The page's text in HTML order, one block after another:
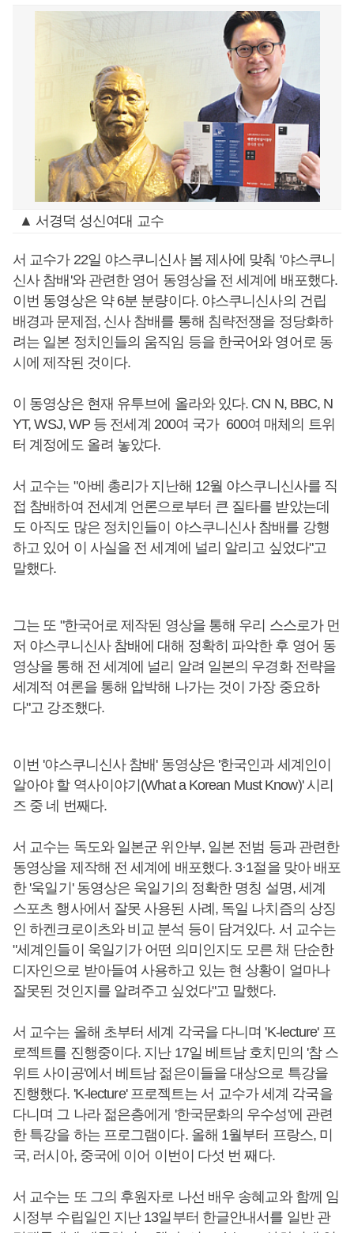
▲ 서경덕 성신여대 교수
서 교수가 22일 야스쿠니신사 봄 제사에 맞춰 '야스쿠니
신사 참배'와 관련한 영어 동영상을 전 세계에 배포했다.
이번 동영상은 약 6분 분량이다. 야스쿠니신사의 건립
배경과 문제점, 신사 참배를 통해 침략전쟁을 정당화하
려는 일본 정치인들의 움직임 등을 한국어와 영어로 동
시에 제작된 것이다.
이 동영상은 현재 유투브에 올라와 있다. CN N, BBC, N
YT, WSJ, WP 등 전세계 200여 국가 600여 매체의 트위
터 계정에도 올려 놓았다.
서 교수는 "아베 총리가 지난해 12월 야스쿠니신사를 직
접 참배하여 전세계 언론으로부터 큰 질타를 받았는데
도 아직도 많은 정치인들이 야스쿠니신사 참배를 강행
하고 있어 이 사실을 전 세계에 널리 알리고 싶었다"고
말했다.
그는 또 "한국어로 제작된 영상을 통해 우리 스스로가 먼
저 야스쿠니신사 참배에 대해 정확히 파악한 후 영어 동
영상을 통해 전 세계에 널리 알려 일본의 우경화 전략을
세계적 여론을 통해 압박해 나가는 것이 가장 중요하
다"고 강조했다.
이번 '야스쿠니신사 참배' 동영상은 '한국인과 세계인이
알아야 할 역사이야기(What a Korean Must Know)' 시리
즈 중 네 번째다.
서 교수는 독도와 일본군 위안부, 일본 전범 등과 관련한
동영상을 제작해 전 세계에 배포했다. 3·1절을 맞아 배포
한 '욱일기' 동영상은 욱일기의 정확한 명칭 설명, 세계
스포츠 행사에서 잘못 사용된 사례, 독일 나치즘의 상징
인 하켄크로이츠와 비교 분석 등이 담겨있다. 서 교수는
"세계인들이 욱일기가 어떤 의미인지도 모른 채 단순한
디자인으로 받아들여 사용하고 있는 현 상황이 얼마나
잘못된 것인지를 알려주고 싶었다"고 말했다.
서 교수는 올해 초부터 세계 각국을 다니며 'K-lecture' 프
로젝트를 진행중이다. 지난 17일 베트남 호치민의 '참 스
위트 사이공'에서 베트남 젊은이들을 대상으로 특강을
진행했다. 'K-lecture' 프로젝트는 서 교수가 세계 각국을
다니며 그 나라 젊은층에게 '한국문화의 우수성'에 관련
한 특강을 하는 프로그램이다. 올해 1월부터 프랑스, 미
국, 러시아, 중국에 이어 이번이 다섯 번 째다.
서 교수는 또 그의 후원자로 나선 배우 송혜교와 함께 임
시정부 수립일인 지난 13일부터 한글안내서를 일반 관